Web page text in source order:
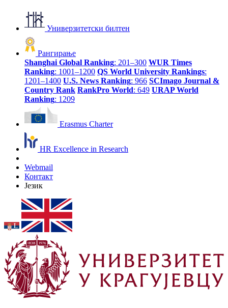
Универзитетски билтен
Рангирање
Shanghai Global Ranking: 201–300 WUR Times
Ranking: 1001–1200 QS World University Rankings:
1201–1400 U.S. News Ranking: 966 SCImago Journal &
Country Rank RankPro World: 649 URAP World
Ranking: 1209
Erasmus Charter
HR Excellence in Research
Webmail
Контакт
Језик